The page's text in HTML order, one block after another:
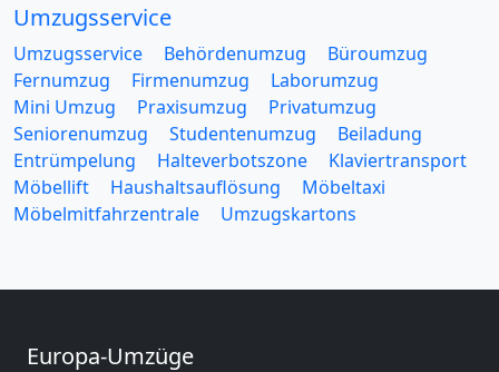
Umzugsservice
Umzugsservice Behördenumzug
Büroumzug
Fernumzug
Firmenumzug
Laborumzug
Mini Umzug
Praxisumzug
Privatumzug
Seniorenumzug
Studentenumzug
Beiladung
Entrümpelung
Halteverbotszone
Klaviertransport
Möbellift
Haushaltsauflösung
Möbeltaxi
Möbelmitfahrzentrale
Umzugskartons
Europa-Umzüge